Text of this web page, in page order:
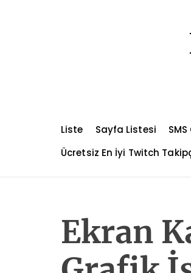
t
Liste Sayfa Listesi
Ücretsiz En İyi Twitch
Ekran